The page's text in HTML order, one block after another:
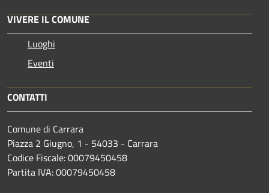
VIVERE IL COMUNE
Luoghi
Eventi
CONTATTI
Comune di Carrara
Piazza 2 Giugno, 1 - 54033 - Carrara
Codice Fiscale: 00079450458
Partita IVA: 00079450458